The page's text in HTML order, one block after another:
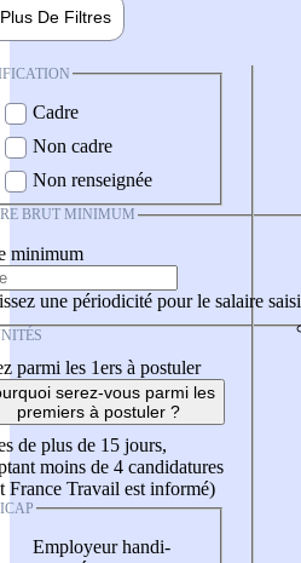
Plus De Filtres
Cadre
Non cadre
Non renseignée
BRUT MINIMUM
minimum
une périodicité pour le salaire saisi
parmi les 1ers à postuler
serez-vous parmi les
premiers à postuler ?
de plus de 15 jours,
moins de 4 candidatures
France Travail est informé)
Employeur handi-